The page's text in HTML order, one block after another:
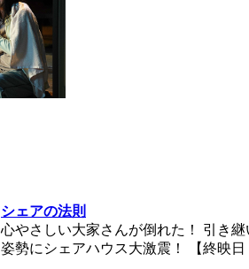
シェアの法則
心やさしい大家さんが倒れた！ 引き
姿勢にシェアハウス大激震！ 【終映日